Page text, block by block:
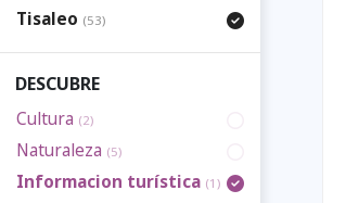
Tisaleo (53)
DESCUBRE
Cultura (2)
Naturaleza (5)
Informacion turística (1)